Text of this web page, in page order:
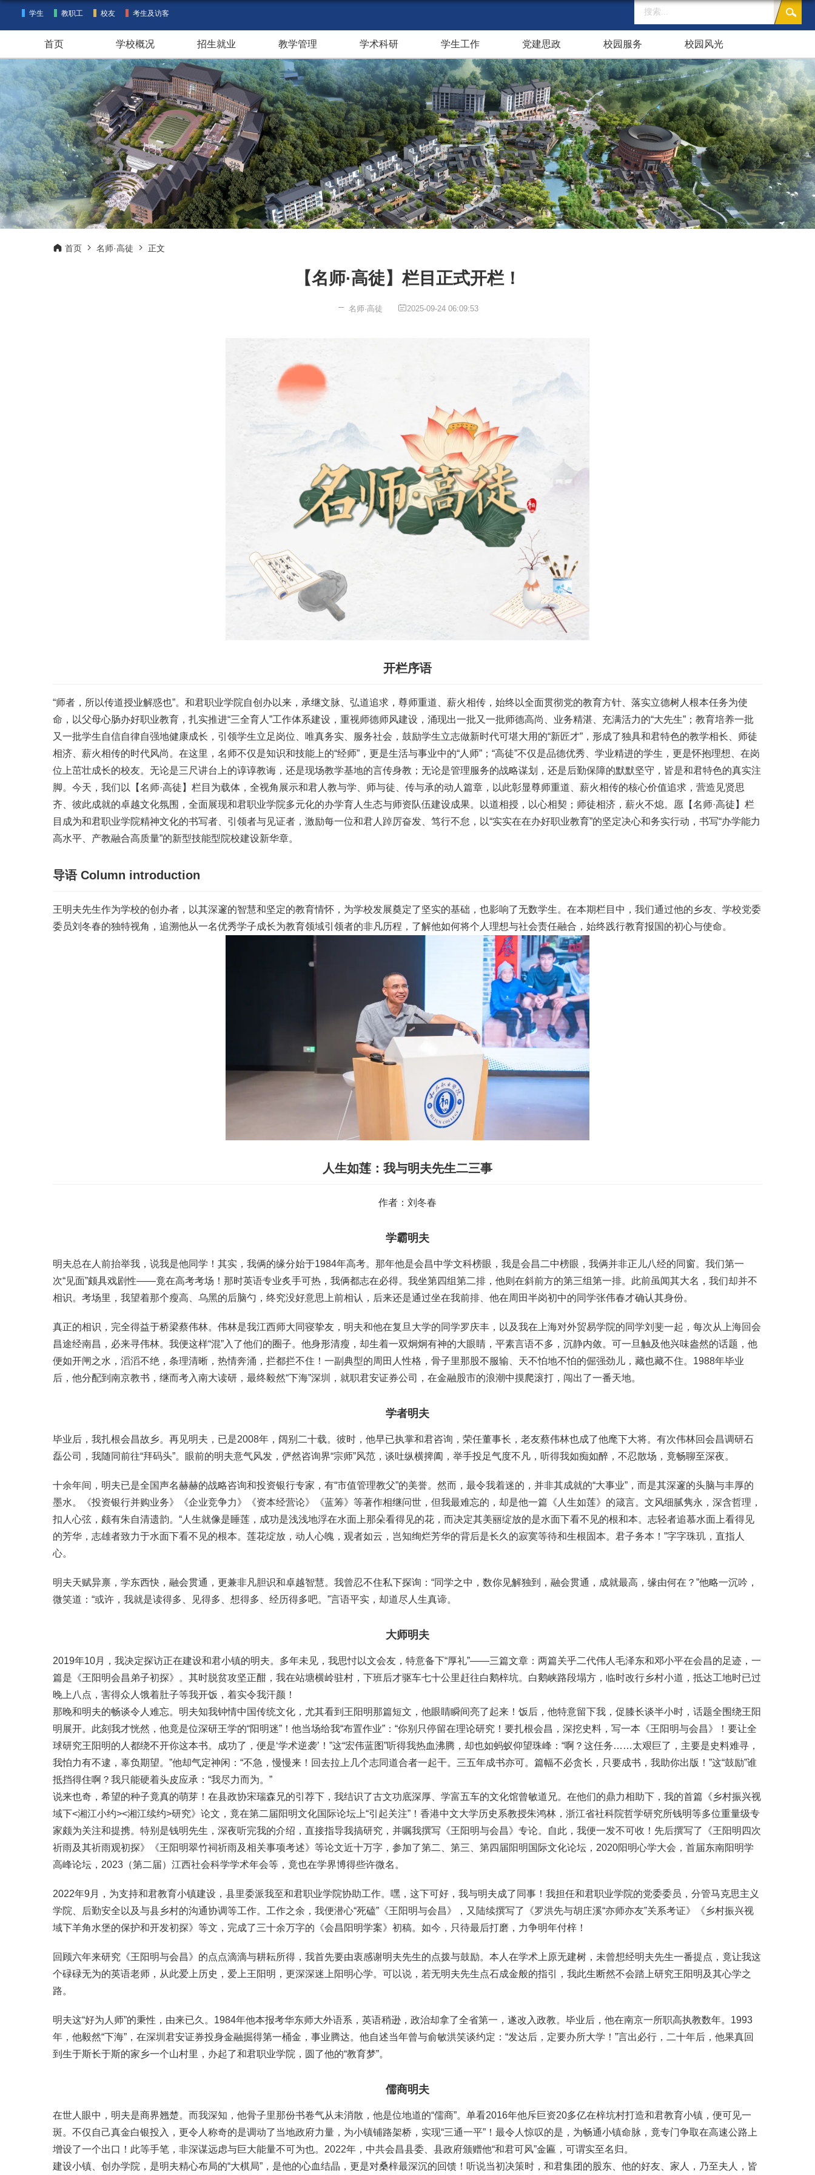
学生 教职工 校友 考生及访客
首页 学校概况 招生就业 教学管理 学术科研 学生工作 党建思政 校园服务 校园风光
首页 名师·高徒 正文
【名师·高徒】栏目正式开栏！
名师·高徒 2025-09-24 06:09:53
开栏序语
“师者，所以传道授业解惑也”。和君职业学院自创办以来，承继文脉、弘道追求，尊师重道、薪火相传，始终以全面贯彻党的教育方针、落实立德树人根本任务为使
命，以父母心肠办好职业教育，扎实推进“三全育人”工作体系建设，重视师德师风建设，涌现出一批又一批师德高尚、业务精湛、充满活力的“大先生”；教育培养一批
又一批学生自信自律自强地健康成长，引领学生立足岗位、唯真务实、服务社会，鼓励学生立志做新时代可堪大用的“新匠才”，形成了独具和君特色的教学相长、师徒
相济、薪火相传的时代风尚。在这里，名师不仅是知识和技能上的“经师”，更是生活与事业中的“人师”；“高徒”不仅是品德优秀、学业精进的学生，更是怀抱理想、在岗
位上茁壮成长的校友。无论是三尺讲台上的谆谆教诲，还是现场教学基地的言传身教；无论是管理服务的战略谋划，还是后勤保障的默默坚守，皆是和君特色的真实注
脚。今天，我们以【名师·高徒】栏目为载体，全视角展示和君人教与学、师与徒、传与承的动人篇章，以此彰显尊师重道、薪火相传的核心价值追求，营造见贤思
齐、彼此成就的卓越文化氛围，全面展现和君职业学院多元化的办学育人生态与师资队伍建设成果。以道相授，以心相契；师徒相济，薪火不熄。愿【名师·高徒】栏
目成为和君职业学院精神文化的书写者、引领者与见证者，激励每一位和君人踔厉奋发、笃行不怠，以“实实在在办好职业教育”的坚定决心和务实行动，书写“办学能力
高水平、产教融合高质量”的新型技能型院校建设新华章。
导语 Column introduction
王明夫先生作为学校的创办者，以其深邃的智慧和坚定的教育情怀，为学校发展奠定了坚实的基础，也影响了无数学生。在本期栏目中，我们通过他的乡友、学校党委
委员刘冬春的独特视角，追溯他从一名优秀学子成长为教育领域引领者的非凡历程，了解他如何将个人理想与社会责任融合，始终践行教育报国的初心与使命。
人生如莲：我与明夫先生二三事
作者：刘冬春
学霸明夫
明夫总在人前抬举我，说我是他同学！其实，我俩的缘分始于1984年高考。那年他是会昌中学文科榜眼，我是会昌二中榜眼，我俩并非正儿八经的同窗。我们第一
次“见面”颇具戏剧性——竟在高考考场！那时英语专业炙手可热，我俩都志在必得。我坐第四组第二排，他则在斜前方的第三组第一排。此前虽闻其大名，我们却并不
相识。考场里，我望着那个瘦高、乌黑的后脑勺，终究没好意思上前相认，后来还是通过坐在我前排、他在周田半岗初中的同学张伟春才确认其身份。
真正的相识，完全得益于桥梁蔡伟林。伟林是我江西师大同寝挚友，明夫和他在复旦大学的同学罗庆丰，以及我在上海对外贸易学院的同学刘斐一起，每次从上海回会
昌途经南昌，必来寻伟林。我便这样“混”入了他们的圈子。他身形清瘦，却生着一双炯炯有神的大眼睛，平素言语不多，沉静内敛。可一旦触及他兴味盎然的话题，他
便如开闸之水，滔滔不绝，条理清晰，热情奔涌，拦都拦不住！一副典型的周田人性格，骨子里那股不服输、天不怕地不怕的倔强劲儿，藏也藏不住。1988年毕业
后，他分配到南京教书，继而考入南大读研，最终毅然“下海”深圳，就职君安证券公司，在金融股市的浪潮中摸爬滚打，闯出了一番天地。
学者明夫
毕业后，我扎根会昌故乡。再见明夫，已是2008年，阔别二十载。彼时，他早已执掌和君咨询，荣任董事长，老友蔡伟林也成了他麾下大将。有次伟林回会昌调研石
磊公司，我随同前往“拜码头”。眼前的明夫意气风发，俨然咨询界“宗师”风范，谈吐纵横捭阖，举手投足气度不凡，听得我如痴如醉，不忍散场，竟畅聊至深夜。
十余年间，明夫已是全国声名赫赫的战略咨询和投资银行专家，有“市值管理教父”的美誉。然而，最令我着迷的，并非其成就的“大事业”，而是其深邃的头脑与丰厚的
墨水。《投资银行并购业务》《企业竞争力》《资本经营论》《蓝筹》等著作相继问世，但我最难忘的，却是他一篇《人生如莲》的箴言。文风细腻隽永，深含哲理，
扣人心弦，颇有朱自清遗韵。“人生就像是睡莲，成功是浅浅地浮在水面上那朵看得见的花，而决定其美丽绽放的是水面下看不见的根和本。志轻者追慕水面上看得见
的芳华，志雄者致力于水面下看不见的根本。莲花绽放，动人心魄，观者如云，岂知绚烂芳华的背后是长久的寂寞等待和生根固本。君子务本！”字字珠玑，直指人
心。
明夫天赋异禀，学东西快，融会贯通，更兼非凡胆识和卓越智慧。我曾忍不住私下探询：“同学之中，数你见解独到，融会贯通，成就最高，缘由何在？”他略一沉吟，
微笑道：“或许，我就是读得多、见得多、想得多、经历得多吧。”言语平实，却道尽人生真谛。
大师明夫
2019年10月，我决定探访正在建设和君小镇的明夫。多年未见，我思忖以文会友，特意备下“厚礼”——三篇文章：两篇关乎二代伟人毛泽东和邓小平在会昌的足迹，一
篇是《王阳明会昌弟子初探》。其时脱贫攻坚正酣，我在站塘横岭驻村，下班后才驱车七十公里赶往白鹅梓坑。白鹅峡路段塌方，临时改行乡村小道，抵达工地时已过
晚上八点，害得众人饿着肚子等我开饭，着实令我汗颜！
那晚和明夫的畅谈令人难忘。明夫知我钟情中国传统文化，尤其看到王阳明那篇短文，他眼睛瞬间亮了起来！饭后，他特意留下我，促膝长谈半小时，话题全围绕王阳
明展开。此刻我才恍然，他竟是位深研王学的“阳明迷”！他当场给我“布置作业”：“你别只停留在理论研究！要扎根会昌，深挖史料，写一本《王阳明与会昌》！要让全
球研究王阳明的人都绕不开你这本书。成功了，便是‘学术逆袭’！”这“宏伟蓝图”听得我热血沸腾，却也如蚂蚁仰望珠峰：“啊？这任务……太艰巨了，主要是史料难寻，
我怕力有不逮，辜负期望。”他却气定神闲：“不急，慢慢来！回去拉上几个志同道合者一起干。三五年成书亦可。篇幅不必贪长，只要成书，我助你出版！”这“鼓励”谁
抵挡得住啊？我只能硬着头皮应承：“我尽力而为。”
说来也奇，希望的种子竟真的萌芽！在县政协宋瑞森兄的引荐下，我结识了古文功底深厚、学富五车的文化馆曾敏道兄。在他们的鼎力相助下，我的首篇《乡村振兴视
域下<湘江小约><湘江续约>研究》论文，竟在第二届阳明文化国际论坛上“引起关注”！香港中文大学历史系教授朱鸿林，浙江省社科院哲学研究所钱明等多位重量级专
家颇为关注和提携。特别是钱明先生，深夜听完我的介绍，直接指导我搞研究，并嘱我撰写《王阳明与会昌》专论。自此，我便一发不可收！先后撰写了《王阳明四次
祈雨及其祈雨观初探》《王阳明翠竹祠祈雨及相关事项考述》等论文近十万字，参加了第二、第三、第四届阳明国际文化论坛，2020阳明心学大会，首届东南阳明学
高峰论坛，2023（第二届）江西社会科学学术年会等，竟也在学界博得些许微名。
2022年9月，为支持和君教育小镇建设，县里委派我至和君职业学院协助工作。嘿，这下可好，我与明夫成了同事！我担任和君职业学院的党委委员，分管马克思主义
学院、后勤安全以及与县乡村的沟通协调等工作。工作之余，我便潜心“死磕”《王阳明与会昌》，又陆续撰写了《罗洪先与胡庄溪“亦师亦友”关系考证》《乡村振兴视
域下羊角水堡的保护和开发初探》等文，完成了三十余万字的《会昌阳明学案》初稿。如今，只待最后打磨，力争明年付梓！
回顾六年来研究《王阳明与会昌》的点点滴滴与耕耘所得，我首先要由衷感谢明夫先生的点拨与鼓励。本人在学术上原无建树，未曾想经明夫先生一番提点，竟让我这
个碌碌无为的英语老师，从此爱上历史，爱上王阳明，更深深迷上阳明心学。可以说，若无明夫先生点石成金般的指引，我此生断然不会踏上研究王阳明及其心学之
路。
明夫这“好为人师”的秉性，由来已久。1984年他本报考华东师大外语系，英语稍逊，政治却拿了全省第一，遂改入政教。毕业后，他在南京一所职高执教数年。1993
年，他毅然“下海”，在深圳君安证券投身金融掘得第一桶金，事业腾达。他自述当年曾与俞敏洪笑谈约定：“发达后，定要办所大学！”言出必行，二十年后，他果真回
到生于斯长于斯的家乡一个山村里，办起了和君职业学院，圆了他的“教育梦”。
儒商明夫
在世人眼中，明夫是商界翘楚。而我深知，他骨子里那份书卷气从未消散，他是位地道的“儒商”。单看2016年他斥巨资20多亿在梓坑村打造和君教育小镇，便可见一
斑。不仅自己真金白银投入，更令人称奇的是调动了当地政府力量，为小镇铺路架桥，实现“三通一平”！最令人惊叹的是，为畅通小镇命脉，竟专门争取在高速公路上
增设了一个出口！此等手笔，非深谋远虑与巨大能量不可为也。2022年，中共会昌县委、县政府颁赠他“和君可风”金匾，可谓实至名归。
建设小镇、创办学院，是明夫精心布局的“大棋局”，是他的心血结晶，更是对桑梓最深沉的回馈！听说当初决策时， 和君集团 的股东、他的好友、家人，乃至夫人，皆